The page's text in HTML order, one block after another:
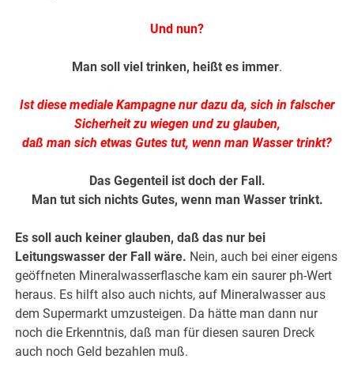
Und nun?
Man soll viel trinken, heißt es immer.
Ist diese mediale Kampagne nur dazu da, sich in falscher
Sicherheit zu wiegen und zu glauben,
daß man sich etwas Gutes tut, wenn man Wasser trinkt?
Das Gegenteil ist doch der Fall.
Man tut sich nichts Gutes, wenn man Wasser trinkt.
Es soll auch keiner glauben, daß das nur bei
Leitungswasser der Fall wäre. Nein, auch bei einer eigens
geöffneten Mineralwasserflasche kam ein saurer ph-Wert
heraus. Es hilft also auch nichts, auf Mineralwasser aus
dem Supermarkt umzusteigen. Da hätte man dann nur
noch die Erkenntnis, daß man für diesen sauren Dreck
auch noch Geld bezahlen muß.